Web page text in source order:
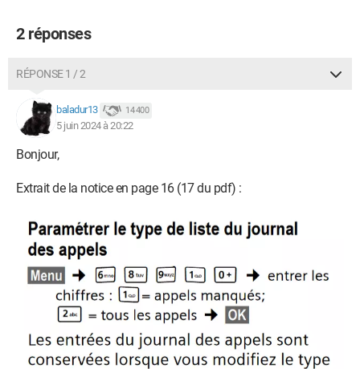
2 réponses
RÉPONSE 1 / 2
baladur13 14 400
5 juin 2024 à 20:22
Bonjour,
Extrait de la notice en page 16 (17 du pdf) :